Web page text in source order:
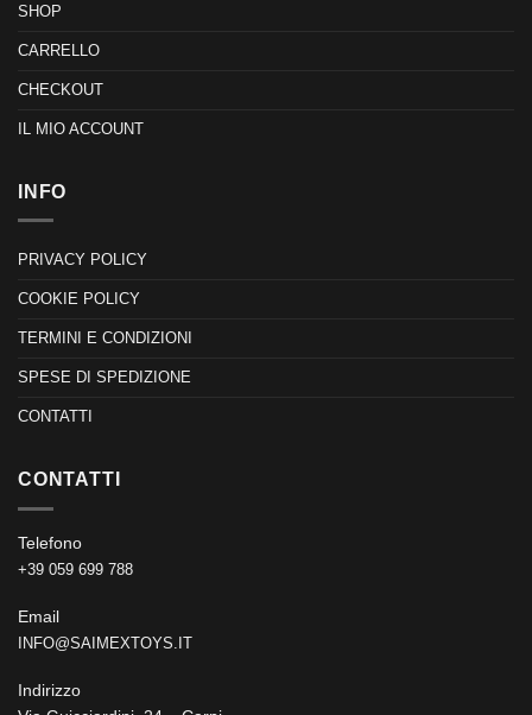
SHOP
CARRELLO
CHECKOUT
IL MIO ACCOUNT
INFO
PRIVACY POLICY
COOKIE POLICY
TERMINI E CONDIZIONI
SPESE DI SPEDIZIONE
CONTATTI
CONTATTI
Telefono
+39 059 699 788
Email
INFO@SAIMEXTOYS.IT
Indirizzo